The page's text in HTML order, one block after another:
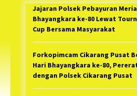
Jajaran Polsek Pebayuran
Bhayangkara ke-80 Lewat
Cup Bersama Masyarakat
Forkopimcam Cikarang Pusat
Hari Bhayangkara ke-80,
dengan Polsek Cikarang Pusat